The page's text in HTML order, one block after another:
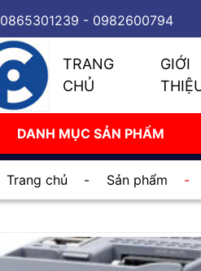
0865301239 - 0982600794
TRANG
CHỦ
GIỚI
DANH MỤC SẢN PHẨM
Trang chủ - Sản phẩm -